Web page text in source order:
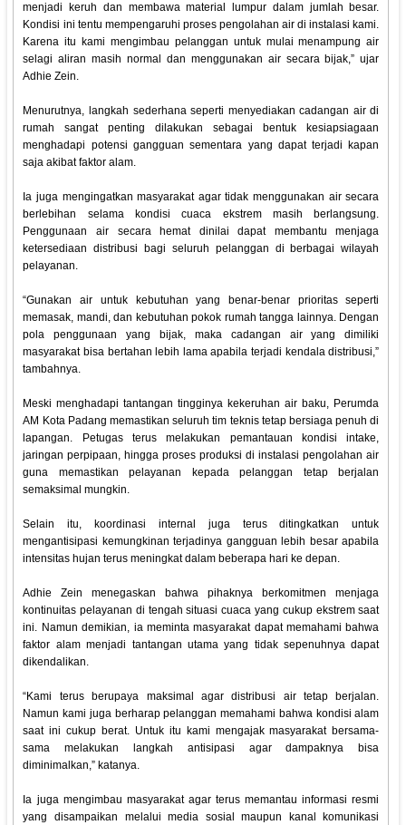
menjadi keruh dan membawa material lumpur dalam jumlah besar.
Kondisi ini tentu mempengaruhi proses pengolahan air di instalasi kami.
Karena itu kami mengimbau pelanggan untuk mulai menampung air
selagi aliran masih normal dan menggunakan air secara bijak,” ujar
Adhie Zein.
Menurutnya, langkah sederhana seperti menyediakan cadangan air di
rumah sangat penting dilakukan sebagai bentuk kesiapsiagaan
menghadapi potensi gangguan sementara yang dapat terjadi kapan
saja akibat faktor alam.
Ia juga mengingatkan masyarakat agar tidak menggunakan air secara
berlebihan selama kondisi cuaca ekstrem masih berlangsung.
Penggunaan air secara hemat dinilai dapat membantu menjaga
ketersediaan distribusi bagi seluruh pelanggan di berbagai wilayah
pelayanan.
“Gunakan air untuk kebutuhan yang benar-benar prioritas seperti
memasak, mandi, dan kebutuhan pokok rumah tangga lainnya. Dengan
pola penggunaan yang bijak, maka cadangan air yang dimiliki
masyarakat bisa bertahan lebih lama apabila terjadi kendala distribusi,”
tambahnya.
Meski menghadapi tantangan tingginya kekeruhan air baku, Perumda
AM Kota Padang memastikan seluruh tim teknis tetap bersiaga penuh di
lapangan. Petugas terus melakukan pemantauan kondisi intake,
jaringan perpipaan, hingga proses produksi di instalasi pengolahan air
guna memastikan pelayanan kepada pelanggan tetap berjalan
semaksimal mungkin.
Selain itu, koordinasi internal juga terus ditingkatkan untuk
mengantisipasi kemungkinan terjadinya gangguan lebih besar apabila
intensitas hujan terus meningkat dalam beberapa hari ke depan.
Adhie Zein menegaskan bahwa pihaknya berkomitmen menjaga
kontinuitas pelayanan di tengah situasi cuaca yang cukup ekstrem saat
ini. Namun demikian, ia meminta masyarakat dapat memahami bahwa
faktor alam menjadi tantangan utama yang tidak sepenuhnya dapat
dikendalikan.
“Kami terus berupaya maksimal agar distribusi air tetap berjalan.
Namun kami juga berharap pelanggan memahami bahwa kondisi alam
saat ini cukup berat. Untuk itu kami mengajak masyarakat bersama-
sama melakukan langkah antisipasi agar dampaknya bisa
diminimalkan,” katanya.
Ia juga mengimbau masyarakat agar terus memantau informasi resmi
yang disampaikan melalui media sosial maupun kanal komunikasi